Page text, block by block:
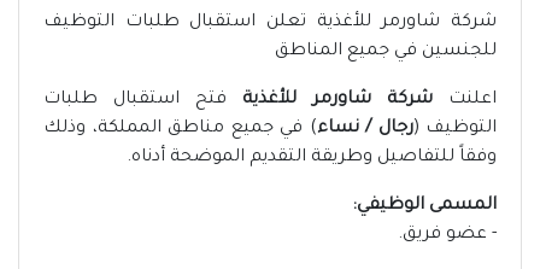
شركة شاورمر للأغذية تعلن استقبال طلبات التوظيف
للجنسين في جميع المناطق
اعلنت شركة شاورمر للأغذية فتح استقبال طلبات
التوظيف (رجال / نساء) في جميع مناطق المملكة، وذلك
وفقاً للتفاصيل وطريقة التقديم الموضحة أدناه.
المسمى الوظيفي:
- عضو فريق.